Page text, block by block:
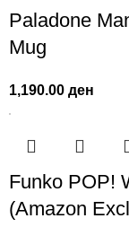
Paladone
Mug
1,190.00ден
Funko POP!
(Amazon